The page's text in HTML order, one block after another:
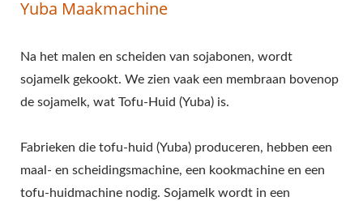
Yuba Maakmachine
Na het malen en scheiden van sojabonen, wordt
sojamelk gekookt. We zien vaak een membraan bovenop
de sojamelk, wat Tofu-Huid (Yuba) is.
Fabrieken die tofu-huid (Yuba) produceren, hebben een
maal- en scheidingsmachine, een kookmachine en een
tofu-huidmachine nodig. Sojamelk wordt in een